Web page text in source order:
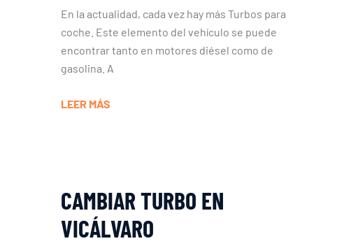
En la actualidad, cada vez hay más Turbos para
coche. Este elemento del vehículo se puede
encontrar tanto en motores diésel como de
gasolina. A
LEER MÁS
CAMBIAR TURBO EN
VICÁLVARO